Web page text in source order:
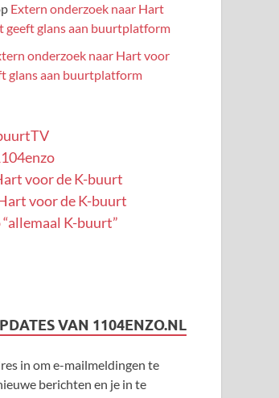
Extern onderzoek naar Hart
geeft glans aan buurtplatform
onderzoek naar Hart voor
glans aan buurtplatform
voor de K-buurt
voor de K-buurt
K-buurt”
VAN 1104ENZO.NL
in om e-mailmeldingen te
berichten en je in te